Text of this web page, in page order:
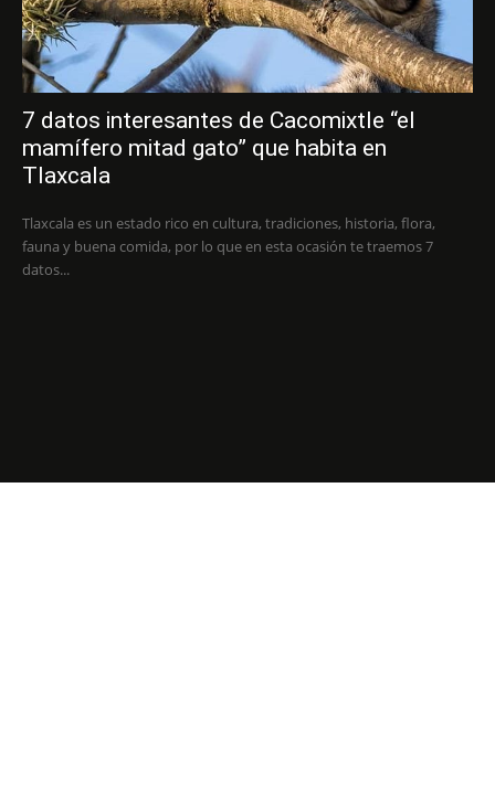
7 datos interesantes de Cacomixtle “el
mamífero mitad gato” que habita en
Tlaxcala
Tlaxcala es un estado rico en cultura, tradiciones, historia, flora,
fauna y buena comida, por lo que en esta ocasión te traemos 7
datos...